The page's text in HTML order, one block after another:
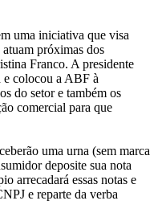
uma iniciativa que visa
próximas dos
Franco. A presidente
e colocou a ABF à
do setor e também os
comercial para que
uma urna (sem marca
deposite sua nota
arrecadará essas notas e
e reparte da verba